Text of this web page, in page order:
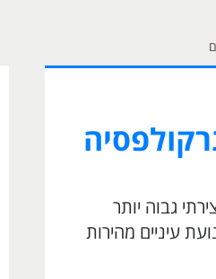
גבוה יותר
עיניים מהירות